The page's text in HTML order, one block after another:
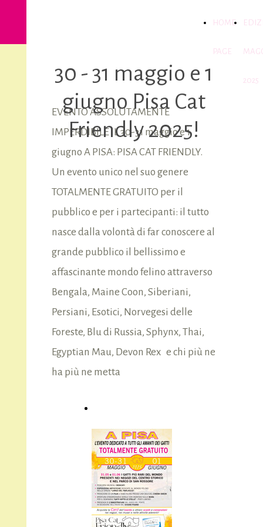
HOME
PAGE
2025
30 - 31 maggio e 1
giugno Pisa Cat
Friendly 2025!
EVENTO ASSOLUTAMENTE
IMPERDIBILE IL 30-31 maggio e 1
giugno A PISA: PISA CAT FRIENDLY.
Un evento unico nel suo genere
TOTALMENTE GRATUITO per il
pubblico e per i partecipanti: il tutto
nasce dalla volontà di far conoscere al
grande pubblico il bellissimo e
affascinante mondo felino attraverso
Bengala, Maine Coon, Siberiani,
Persiani, Esotici, Norvegesi delle
Foreste, Blu di Russia, Sphynx, Thai,
Egyptian Mau, Devon Rex e chi più ne
ha più ne metta